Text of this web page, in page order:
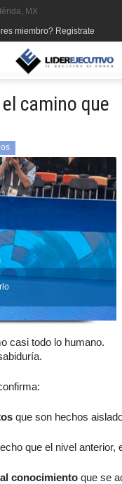
MX
miembro? Registrate
camino que
casi todo lo humano.
que son hechos
que el nivel anterior,
conocimiento que se